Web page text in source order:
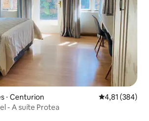
⋅ Centurion 4,81 de uma
4,81 (384)
- A suíte Protea